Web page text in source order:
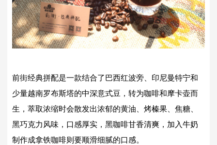
前街经典拼配是一款结合了巴西红波旁、印尼曼特宁和
少量越南罗布斯塔的中深意式豆，转为咖啡和摩卡壶而
生，萃取浓缩时会散发出浓郁的黄油、烤榛果、焦糖、
黑巧克力风味，口感厚实，黑咖啡甘香清爽，加入牛奶
制作成拿铁咖啡则要顺滑细腻的口感。